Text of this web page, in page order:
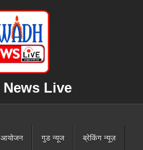
Live
आयोजन गुड न्यूज ब्रेकिंग न्यूज़